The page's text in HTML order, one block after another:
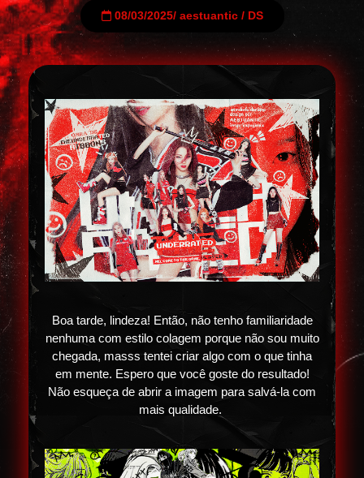
08/03/2025/ aestuantic/ DS
Boa tarde, lindeza! Então, não tenho familiaridade
nenhuma com estilo colagem porque não sou muito
chegada, masss tentei criar algo com o que tinha
em mente. Espero que você goste do resultado!
Não esqueça de abrir a imagem para salvá-la com
mais qualidade.